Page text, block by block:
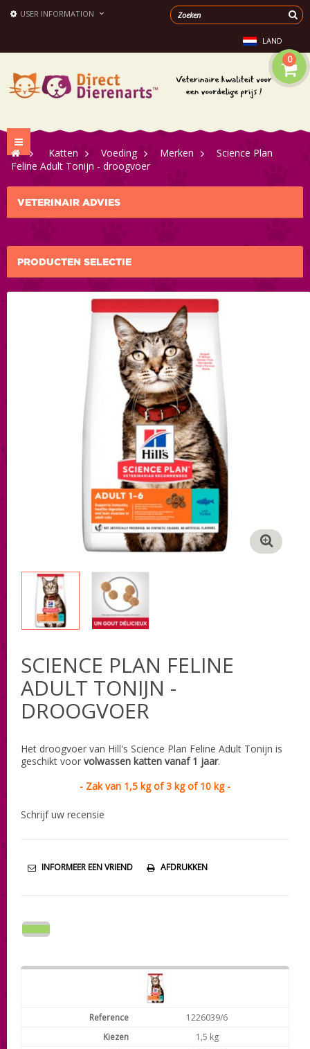
USER INFORMATION
LAND
0
Toggle
navigation
> Katten > Voeding > Merken >
Science Plan
Feline Adult Tonijn - droogvoer
VETERINAIR ADVIES
PRODUCTEN SELECTIE
SCIENCE PLAN FELINE
ADULT TONIJN -
DROOGVOER
Het droogvoer van Hill's Science Plan Feline Adult Tonijn is
geschikt voor volwassen katten vanaf 1 jaar.
- Zak van 1,5 kg of 3 kg of 10 kg -
Schrijf uw recensie
INFORMEER EEN VRIEND AFDRUKKEN
1226039/6
1,5 kg